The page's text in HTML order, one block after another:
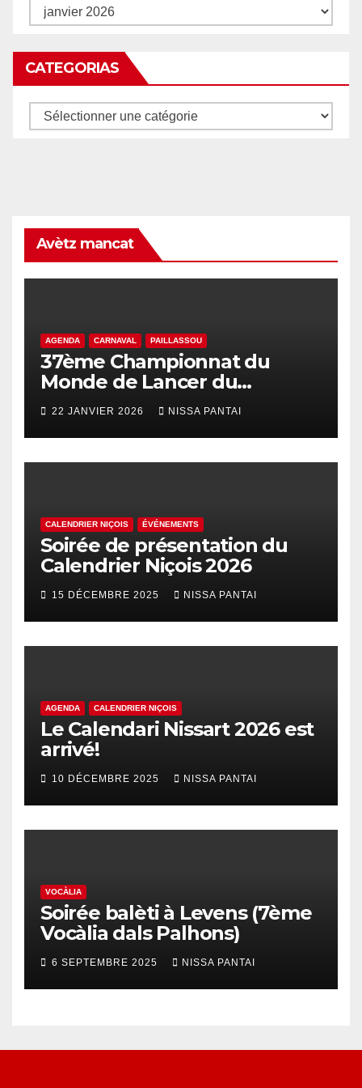
Archives
CATEGORIAS
Categorias
Avètz mancat
AGENDA CARNAVAL PAILLASSOU
37ème Championnat du
Monde de Lancer du
Palhasso
22 JANVIER 2026 NISSA PANTAI
CALENDRIER NIÇOIS ÉVÉNEMENTS
Soirée de présentation du
Calendrier Niçois 2026
15 DÉCEMBRE 2025 NISSA PANTAI
AGENDA CALENDRIER NIÇOIS
Le Calendari Nissart 2026 est
arrivé!
10 DÉCEMBRE 2025 NISSA PANTAI
VOCÀLIA
Soirée balèti à Levens (7ème
Vocàlia dals Palhons)
6 SEPTEMBRE 2025 NISSA PANTAI